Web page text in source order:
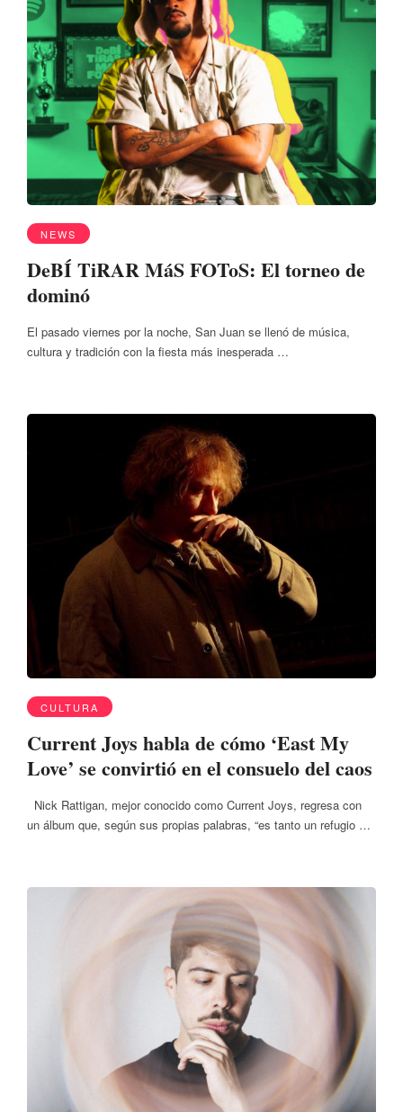
NEWS
DeBÍ TiRAR MáS FOToS: El torneo de
dominó
El pasado viernes por la noche, San Juan se llenó de música,
cultura y tradición con la fiesta más inesperada …
CULTURA
Current Joys habla de cómo ‘East My
Love’ se convirtió en el consuelo del caos
Nick Rattigan, mejor conocido como Current Joys, regresa con
un álbum que, según sus propias palabras, “es tanto un refugio …